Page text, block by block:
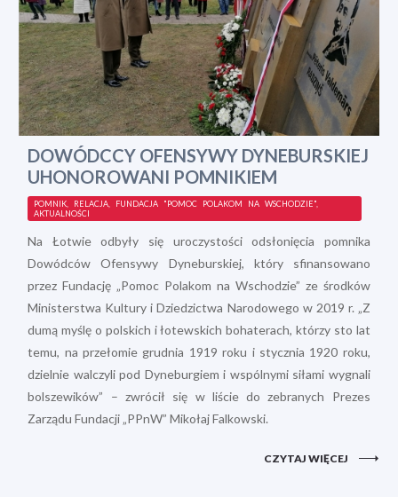
DOWÓDCCY OFENSYWY DYNEBURSKIEJ
UHONOROWANI POMNIKIEM
POMNIK, RELACJA, FUNDACJA "POMOC POLAKOM NA WSCHODZIE",
AKTUALNOŚCI
Na Łotwie odbyły się uroczystości odsłonięcia pomnika
Dowódców Ofensywy Dyneburskiej, który sfinansowano
przez Fundację „Pomoc Polakom na Wschodzie” ze środków
Ministerstwa Kultury i Dziedzictwa Narodowego w 2019 r. „Z
dumą myślę o polskich i łotewskich bohaterach, którzy sto lat
temu, na przełomie grudnia 1919 roku i stycznia 1920 roku,
dzielnie walczyli pod Dyneburgiem i wspólnymi siłami wygnali
bolszewików” – zwrócił się w liście do zebranych Prezes
Zarządu Fundacji „PPnW” Mikołaj Falkowski.
CZYTAJ WIĘCEJ